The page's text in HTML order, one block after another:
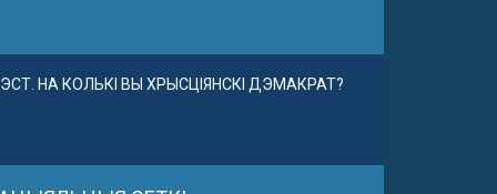
НА КОЛЬКІ ВЫ ХРЫСЦІЯНСКІ ДЭМАКРАТ?